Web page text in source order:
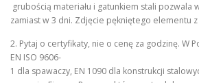
grubością materiału i gatunkiem stali pozwala
zamiast w 3 dni. Zdjęcie pękniętego elementu
2. Pytaj o certyfikaty, nie o cenę za godzinę. W
EN ISO 9606-
1 dla spawaczy, EN 1090 dla konstrukcji